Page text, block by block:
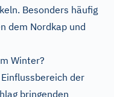
Besonders häufig
dem Nordkap und
Winter?
der
bringenden